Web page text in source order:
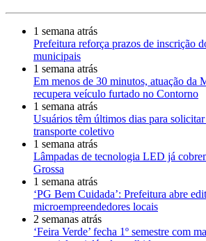
1 semana atrás
Prefeitura reforça prazos de inscrição
municipais
1 semana atrás
Em menos de 30 minutos, atuação da
recupera veículo furtado no Contorno
1 semana atrás
Usuários têm últimos dias para
transporte coletivo
1 semana atrás
Lâmpadas de tecnologia LED já
Grossa
1 semana atrás
‘PG Bem Cuidada’: Prefeitura abre
microempreendedores locais
2 semanas atrás
‘Feira Verde’ fecha 1º semestre com